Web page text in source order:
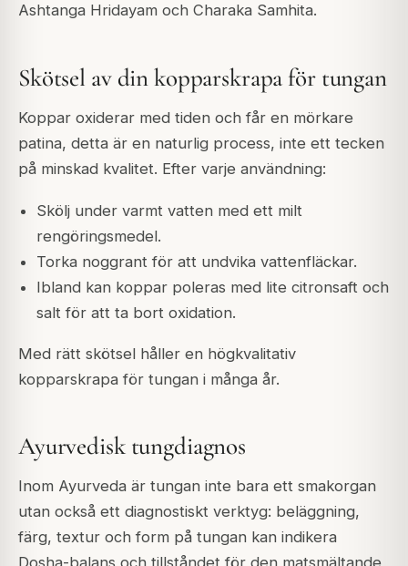
Ashtanga Hridayam och Charaka Samhita.
Skötsel av din kopparskrapa för tungan
Koppar oxiderar med tiden och får en mörkare
patina, detta är en naturlig process, inte ett tecken
på minskad kvalitet. Efter varje användning:
Skölj under varmt vatten med ett milt
rengöringsmedel.
Torka noggrant för att undvika vattenfläckar.
Ibland kan koppar poleras med lite citronsaft och
salt för att ta bort oxidation.
Med rätt skötsel håller en högkvalitativ
kopparskrapa för tungan i många år.
Ayurvedisk tungdiagnos
Inom Ayurveda är tungan inte bara ett smakorgan
utan också ett diagnostiskt verktyg: beläggning,
färg, textur och form på tungan kan indikera